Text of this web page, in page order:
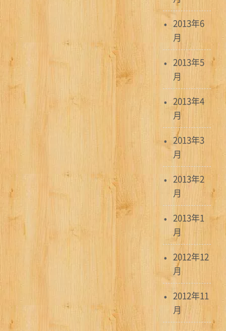
2013年6
月
2013年5
月
2013年4
月
2013年3
月
2013年2
月
2013年1
月
2012年12
月
2012年11
月